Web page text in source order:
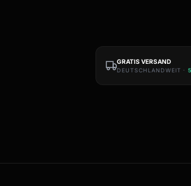
GRATIS VERSAND
DEUTSCHLANDWEIT ·